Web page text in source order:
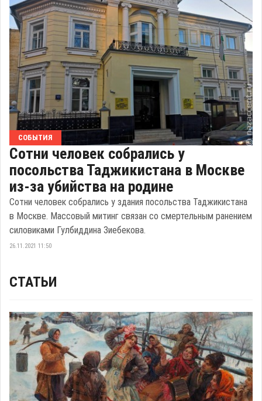
СОБЫТИЯ
Сотни человек собрались у
посольства Таджикистана в Москве
из-за убийства на родине
Сотни человек собрались у здания посольства Таджикистана
в Москве. Массовый митинг связан со смертельным ранением
силовиками Гулбиддина Зиебекова.
26.11.2021 11:50
СТАТЬИ